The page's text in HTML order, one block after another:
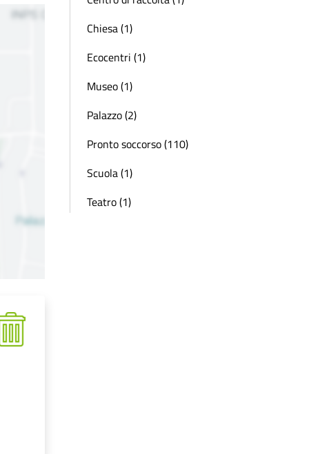
Chiesa (1)
Ecocentri (1)
Museo (1)
Palazzo (2)
Pronto soccorso (110)
Scuola (1)
Teatro (1)